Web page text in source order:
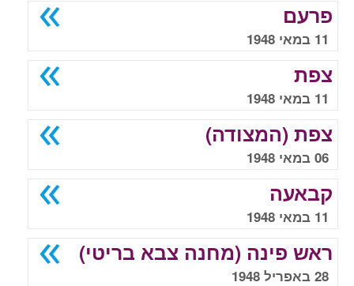
פרעם
11 במאי 1948
צפת
11 במאי 1948
צפת (המצודה)
06 במאי 1948
קבאעה
11 במאי 1948
ראש פינה (מחנה צבא בריטי)
28 באפריל 1948